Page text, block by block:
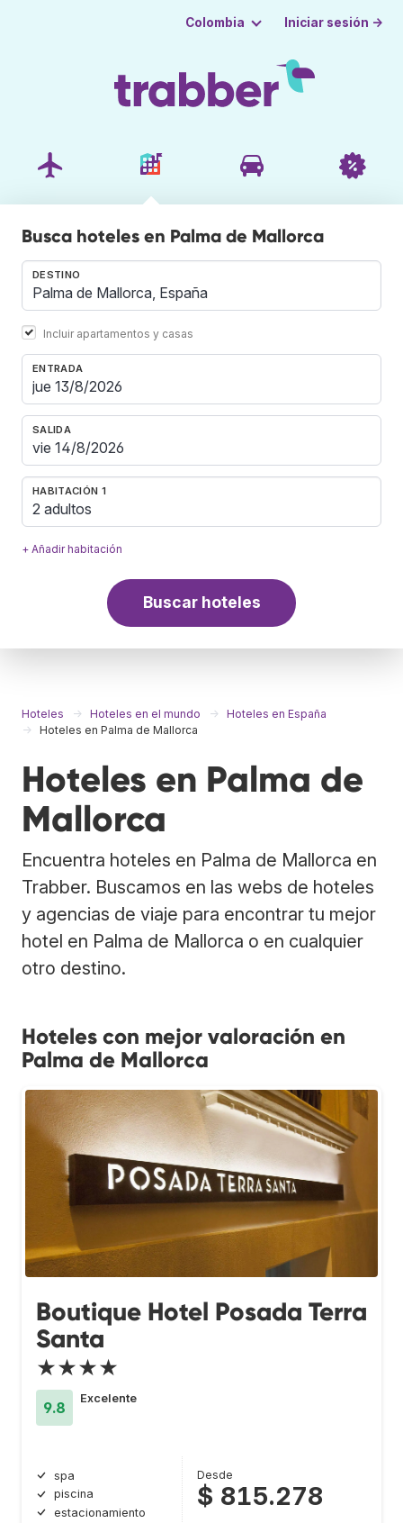
Colombia Iniciar sesión →
Busca hoteles en Palma de Mallorca
DESTINO
Incluir apartamentos y casas
ENTRADA
SALIDA
HABITACIÓN 1
2 adultos
+ Añadir habitación
Buscar hoteles
Hoteles Hoteles en el mundo
Hoteles en España
Hoteles en Palma de Mallorca
Hoteles en Palma de
Mallorca
Encuentra hoteles en Palma de Mallorca en
Trabber. Buscamos en las webs de hoteles
y agencias de viaje para encontrar tu mejor
hotel en Palma de Mallorca o en cualquier
otro destino.
Hoteles con mejor valoración en
Palma de Mallorca
Boutique Hotel Posada Terra
Santa
★★★★
9.8
Excelente
spa
piscina
estacionamiento
Desde
$ 815.278